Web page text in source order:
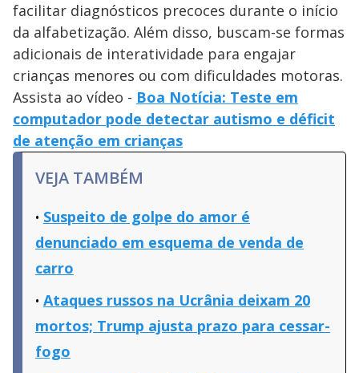
facilitar diagnósticos precoces durante o início
da alfabetização. Além disso, buscam-se formas
adicionais de interatividade para engajar
crianças menores ou com dificuldades motoras.
Assista ao vídeo - Boa Notícia: Teste em
computador pode detectar autismo e déficit
de atenção em crianças
VEJA TAMBÉM
Suspeito de golpe do amor é
denunciado em esquema de venda de
carro
Ataques russos na Ucrânia deixam 20
mortos; Trump ajusta prazo para cessar-
fogo